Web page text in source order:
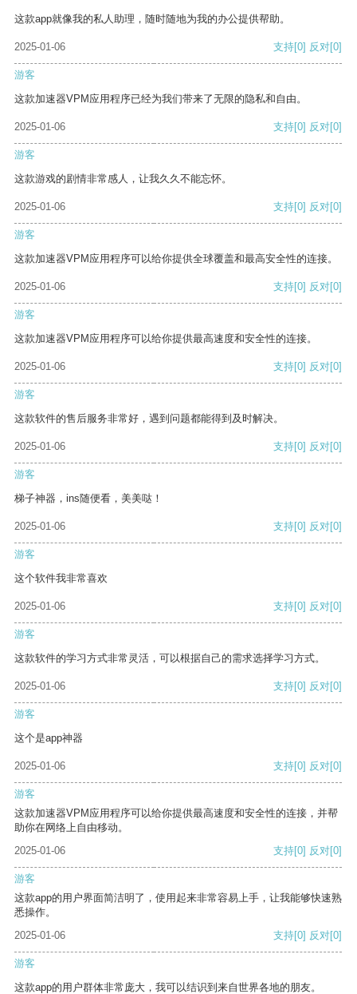
这款app就像我的私人助理，随时随地为我的办公提供帮助。
2025-01-06 支持[0] 反对[0]
游客
这款加速器VPM应用程序已经为我们带来了无限的隐私和自由。
2025-01-06 支持[0] 反对[0]
游客
这款游戏的剧情非常感人，让我久久不能忘怀。
2025-01-06 支持[0] 反对[0]
游客
这款加速器VPM应用程序可以给你提供全球覆盖和最高安全性的连接。
2025-01-06 支持[0] 反对[0]
游客
这款加速器VPM应用程序可以给你提供最高速度和安全性的连接。
2025-01-06 支持[0] 反对[0]
游客
这款软件的售后服务非常好，遇到问题都能得到及时解决。
2025-01-06 支持[0] 反对[0]
游客
梯子神器，ins随便看，美美哒！
2025-01-06 支持[0] 反对[0]
游客
这个软件我非常喜欢
2025-01-06 支持[0] 反对[0]
游客
这款软件的学习方式非常灵活，可以根据自己的需求选择学习方式。
2025-01-06 支持[0] 反对[0]
游客
这个是app神器
2025-01-06 支持[0] 反对[0]
游客
这款加速器VPM应用程序可以给你提供最高速度和安全性的连接，并帮
助你在网络上自由移动。
2025-01-06
支持[0] 反对[0]
游客
这款app的用户界面简洁明了，使用起来非常容易上手，让我能够快速熟
悉操作。
2025-01-06
支持[0] 反对[0]
游客
这款app的用户群体非常庞大，我可以结识到来自世界各地的朋友。